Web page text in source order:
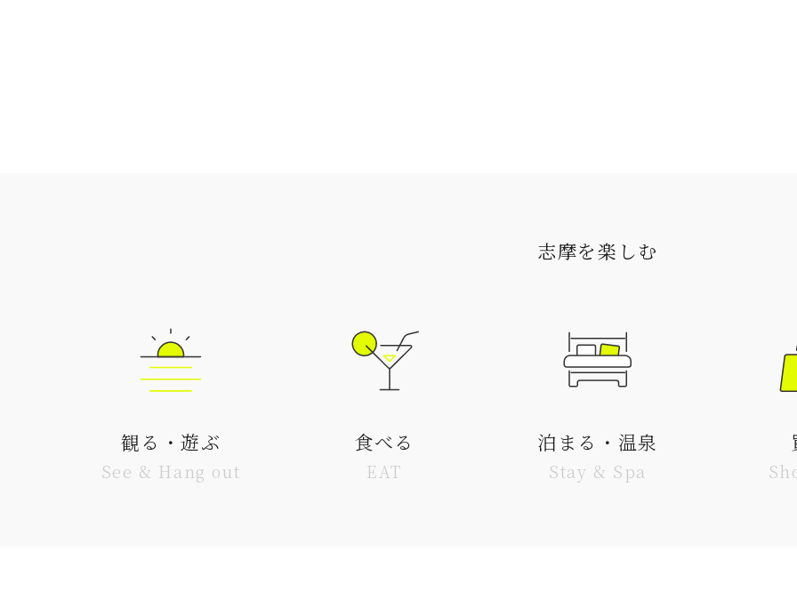
志摩を楽しむ
観る・遊ぶ
See & Hang out
食べる
EAT
泊まる・温泉
Stay & Spa